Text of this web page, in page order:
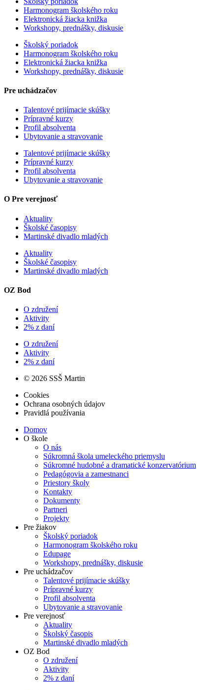
Harmonogram školského roku
Elektronická žiacka knižka
Workshopy, prednášky, diskusie
Školský poriadok
Harmonogram školského roku
Elektronická žiacka knižka
Workshopy, prednášky, diskusie
Pre uchádzačov
Talentové prijímacie skúšky
Prípravné kurzy
Profil absolventa
Ubytovanie a stravovanie
Talentové prijímacie skúšky
Prípravné kurzy
Profil absolventa
Ubytovanie a stravovanie
O Pre verejnosť
Aktuality
Školské časopisy
Martinské divadlo mladých
Aktuality
Školské časopisy
Martinské divadlo mladých
OZ Bod
O združení
Aktivity
2% z daní
O združení
Aktivity
2% z daní
© 2026 SSŠ Martin
Cookies
Ochrana osobných údajov
Pravidlá používania
Domov
O škole
O nás
Súkromná škola umeleckého priemyslu
Súkromné hudobné a dramatické konzervatórium
Pedagógovia a zamestnanci
Priestory školy
Kontakty
Dokumenty
Partneri
Projekty
Pre žiakov
Školský poriadok
Harmonogram školského roku
Edupage
Workshopy, prednášky, diskusie
Pre uchádzačov
Talentové prijímacie skúšky
Prípravné kurzy
Profil absolventa
Ubytovanie a stravovanie
Pre verejnosť
Aktuality
Školský časopis
Martinské divadlo mladých
OZ Bod
O združení
Aktivity
2% z daní